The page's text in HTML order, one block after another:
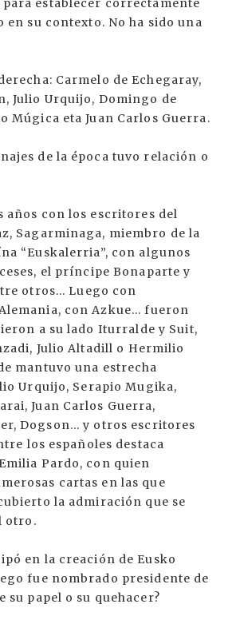
establecer correctamente
en su contexto. No ha sido una
Carmelo de Echegaray,
Julio Urquijo, Domingo de
Múgica eta Juan Carlos Guerra.
de la época tuvo relación o
años con los escritores del
Sagarminaga, miembro de la
“Euskalerria”, con algunos
el príncipe Bonaparte y
otros... Luego con
con Azkue... fueron
a su lado Iturralde y Suit,
Julio Altadill o Hermilio
mantuvo una estrecha
Urquijo, Serapio Mugika,
Juan Carlos Guerra,
Dogson... y otros escritores
los españoles destaca
Pardo, con quien
cartas en las que
la admiración que se
otro.
en la creación de Eusko
fue nombrado presidente de
su papel o su quehacer?